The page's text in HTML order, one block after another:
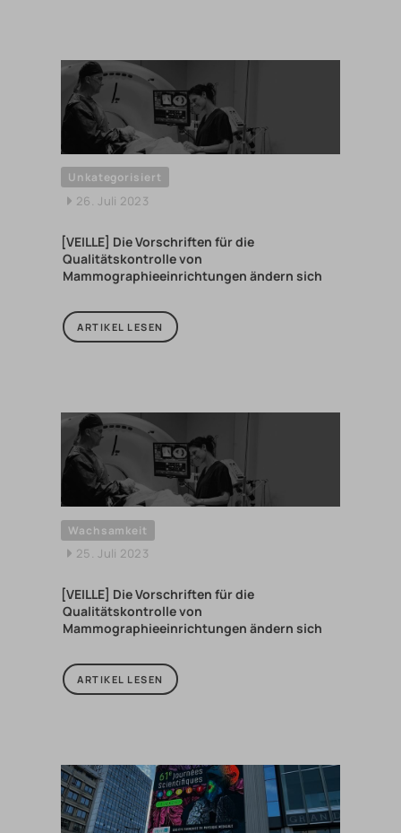
Unkategorisiert
26. Juli 2023
[VEILLE] Die Vorschriften für die
Qualitätskontrolle von
Mammographieeinrichtungen ändern sich
ARTIKEL LESEN
Wachsamkeit
25. Juli 2023
[VEILLE] Die Vorschriften für die
Qualitätskontrolle von
Mammographieeinrichtungen ändern sich
ARTIKEL LESEN